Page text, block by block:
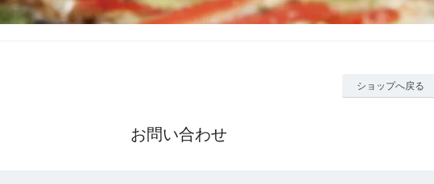
ショップへ戻る
お問い合わせ